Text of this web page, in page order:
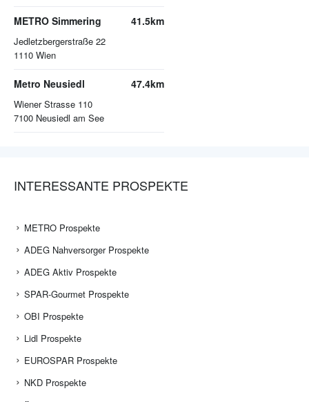
METRO Simmering
Jedletzbergerstraße 22
1110 Wien
41.5km
Metro Neusiedl
Wiener Strasse 110
7100 Neusiedl am See
47.4km
INTERESSANTE PROSPEKTE
METRO Prospekte
ADEG Nahversorger Prospekte
ADEG Aktiv Prospekte
SPAR-Gourmet Prospekte
OBI Prospekte
Lidl Prospekte
EUROSPAR Prospekte
NKD Prospekte